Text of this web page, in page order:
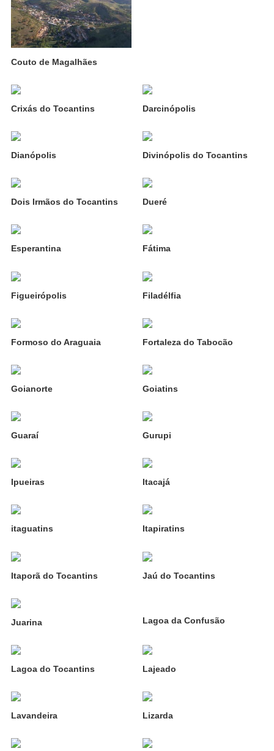
Couto de Magalhães
Crixás do Tocantins Darcinópolis
Dianópolis Divinópolis do Tocantins
Dois Irmãos do Tocantins Dueré
Esperantina Fátima
Figueirópolis Filadélfia
Formoso do Araguaia Fortaleza do Tabocão
Goianorte Goiatins
Guaraí Gurupi
Ipueiras Itacajá
itaguatins Itapiratins
Itaporã do Tocantins Jaú do Tocantins
Juarina Lagoa da Confusão
Lagoa do Tocantins Lajeado
Lavandeira Lizarda